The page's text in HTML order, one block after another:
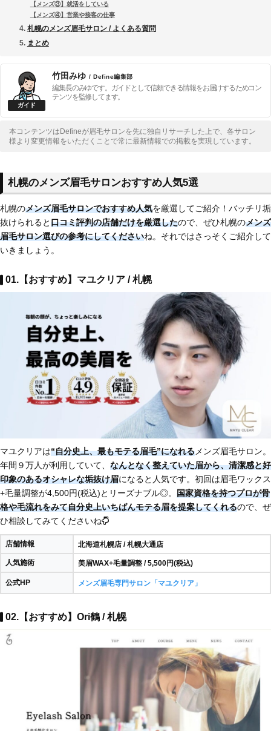
【メンズ③】就活をしている
【メンズ④】営業や接客の仕事
札幌のメンズ眉毛サロン / よくある質問
まとめ
竹田みゆ / Define編集部
編集長のみゆです。ガイドとして信頼できる情報をお届けするためコン
テンツを監修してます。
本コンテンツはDefineが眉毛サロンを先に独自リサーチした上で、各サロン
様より変更情報をいただくことで常に最新情報での掲載を実現しています。
札幌のメンズ眉毛サロンおすすめ人気5選
札幌のメンズ眉毛サロンでおすすめ人気を厳選してご紹介！バッチリ垢
抜けられると口コミ評判の店舗だけを厳選したので、ぜひ札幌のメンズ
眉毛サロン選びの参考にしてくださいね。それではさっそくご紹介して
いきましょう。
01.【おすすめ】マユクリア / 札幌
マユクリアは“自分史上、最もモテる眉毛”になれるメンズ眉毛サロン。
年間９万人が利用していて、 なんとなく整えていた眉から、清潔感と好
印象のあるオシャレな垢抜け眉になると人気です。初回は眉毛ワックス
+毛量調整が4,500円(税込)とリーズナブル◎。 国家資格を持つプロが骨
格や毛流れをみて自分史上いちばんモテる眉を提案してくれるので、ぜ
ひ相談してみてくださいね
店舗情報 北海道札幌店 / 札幌大通店
人気施術 美眉WAX+毛量調整 / 5,500円(税込)
公式HP メンズ眉毛専門サロン「マユクリア」
02.【おすすめ】Ori鶴 / 札幌